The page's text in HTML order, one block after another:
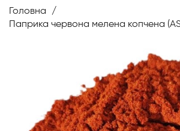
Content
Головна
Паприка червона мелена копчена
зображень